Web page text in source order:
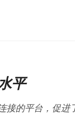
平
接的平台，促进